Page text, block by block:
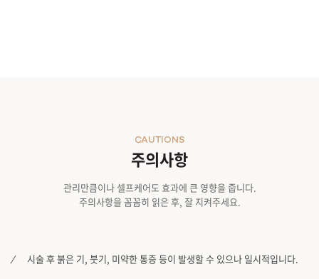
주의사항
CAUTIONS
관리만큼이나 셀프케어도 효과에 큰 영향을 줍니다.
주의사항을 꼼꼼히 읽은 후, 잘 지켜주세요.
시술 후 붉은 기, 붓기, 미약한 통증 등이 발생할 수 있으나 일시적입니다.